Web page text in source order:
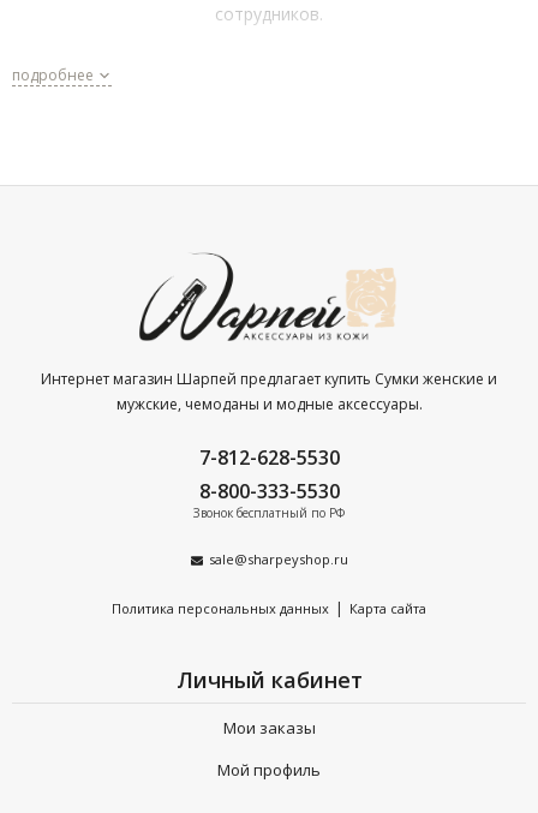
сотрудников.
Мы создаём комфортный канал поставки аксессуаров и
Почему более 70% мужчин доверяют заботу о своем
Широкий ассортимент и проверенные бренды — к
примеру Braun Buffel, Petek, DUDU, Grand и Sergio
Valentini.
100% соответствие международным стандартам
качества. Наличие сертификатов на каждую товарную
Продукция только из натуральной кожи — долгий срок
эксплуатации, безупречный вид даже при самом
Бесплатная доставка по Санкт-Петербургу при заказе от
4 000 р.
гарантию на весь ассортимент на 90 дней.
подробнее
Интернет магазин Шарпей предлагает купить Сумки женские и
мужские, чемоданы и модные аксессуары.
7-812-628-5530
8-800-333-5530
Звонок бесплатный по РФ
sale@sharpeyshop.ru
Политика персональных данных | Карта сайта
Личный кабинет
Мои заказы
Мой профиль